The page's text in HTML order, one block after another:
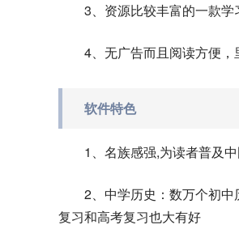
3、资源比较丰富的一款学
4、无广告而且阅读方便，
软件特色
1、名族感强,为读者普及
2、中学历史：数万个初
复习和高考复习也大有好